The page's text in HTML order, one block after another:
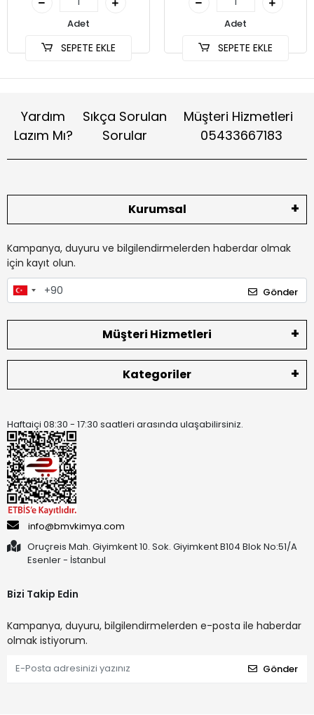
Adet
SEPETE EKLE
Adet
SEPETE EKLE
Yardım
Lazım Mı?
Sıkça Sorulan
Sorular
Müşteri Hizmetleri
05433667183
Kurumsal
Kampanya, duyuru ve bilgilendirmelerden haberdar olmak
için kayıt olun.
Gönder
Müşteri Hizmetleri
Kategoriler
Haftaiçi 08:30 - 17:30 saatleri arasında ulaşabilirsiniz.
info@bmvkimya.com
Oruçreis Mah. Giyimkent 10. Sok. Giyimkent B104 Blok No:51/A
Esenler - İstanbul
Bizi Takip Edin
Kampanya, duyuru, bilgilendirmelerden e-posta ile haberdar
olmak istiyorum.
Gönder